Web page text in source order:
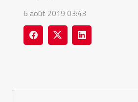
6 août 2019 03:43